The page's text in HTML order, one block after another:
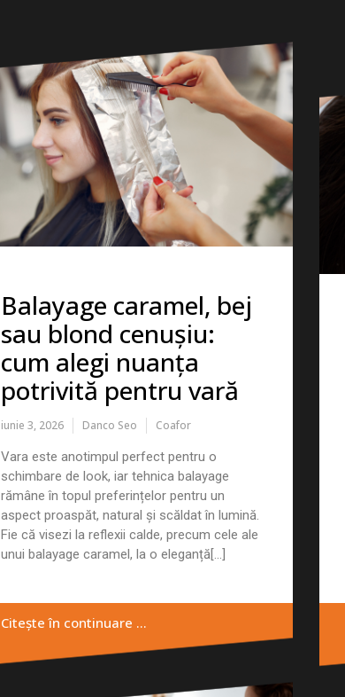
Balayage caramel, bej
sau blond cenușiu:
cum alegi nuanța
potrivită pentru vară
iunie 3, 2026 Danco Seo Coafor
Vara este anotimpul perfect pentru o
schimbare de look, iar tehnica balayage
rămâne în topul preferințelor pentru un
aspect proaspăt, natural și scăldat în lumină.
Fie că visezi la reflexii calde, precum cele ale
unui balayage caramel, la o eleganță[...]
Citește în continuare …